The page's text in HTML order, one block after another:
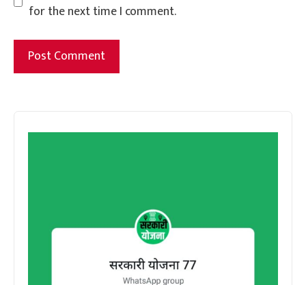
for the next time I comment.